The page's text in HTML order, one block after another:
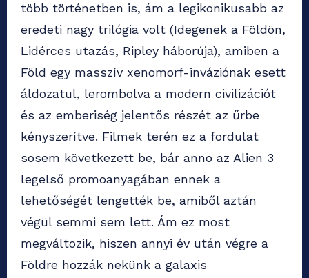
több történetben is, ám a legikonikusabb az
eredeti nagy trilógia volt (Idegenek a Földön,
Lidérces utazás, Ripley háborúja), amiben a
Föld egy masszív xenomorf-inváziónak esett
áldozatul, lerombolva a modern civilizációt
és az emberiség jelentős részét az űrbe
kényszerítve. Filmek terén ez a fordulat
sosem következett be, bár anno az Alien 3
legelső promoanyagában ennek a
lehetőségét lengették be, amiből aztán
végül semmi sem lett. Ám ez most
megváltozik, hiszen annyi év után végre a
Földre hozzák nekünk a galaxis